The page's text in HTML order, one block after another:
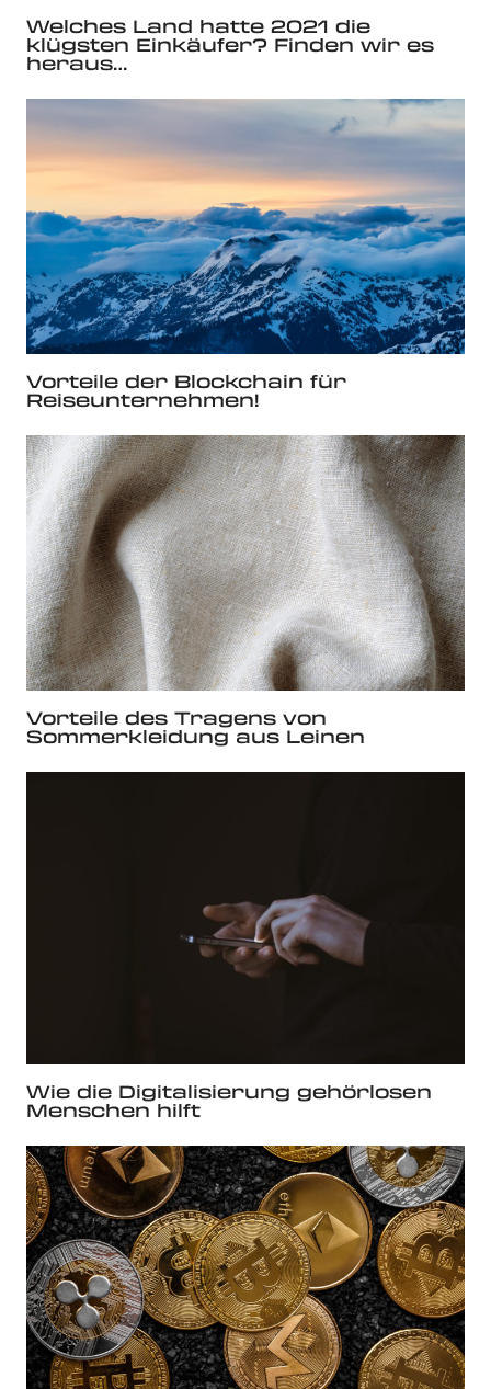
Welches Land hatte 2021 die
klügsten Einkäufer? Finden wir es
heraus…
Vorteile der Blockchain für
Reiseunternehmen!
Vorteile des Tragens von
Sommerkleidung aus Leinen
Wie die Digitalisierung gehörlosen
Menschen hilft